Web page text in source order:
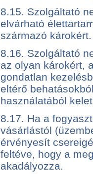
8.15. Szolgáltató
elvárható
származó károkért.
8.16. Szolgáltató
az olyan károkért,
gondatlan
eltérő
használatából
8.17. Ha a
vásárlástól
érvényesít
feltéve, hogy a
akadályozza.